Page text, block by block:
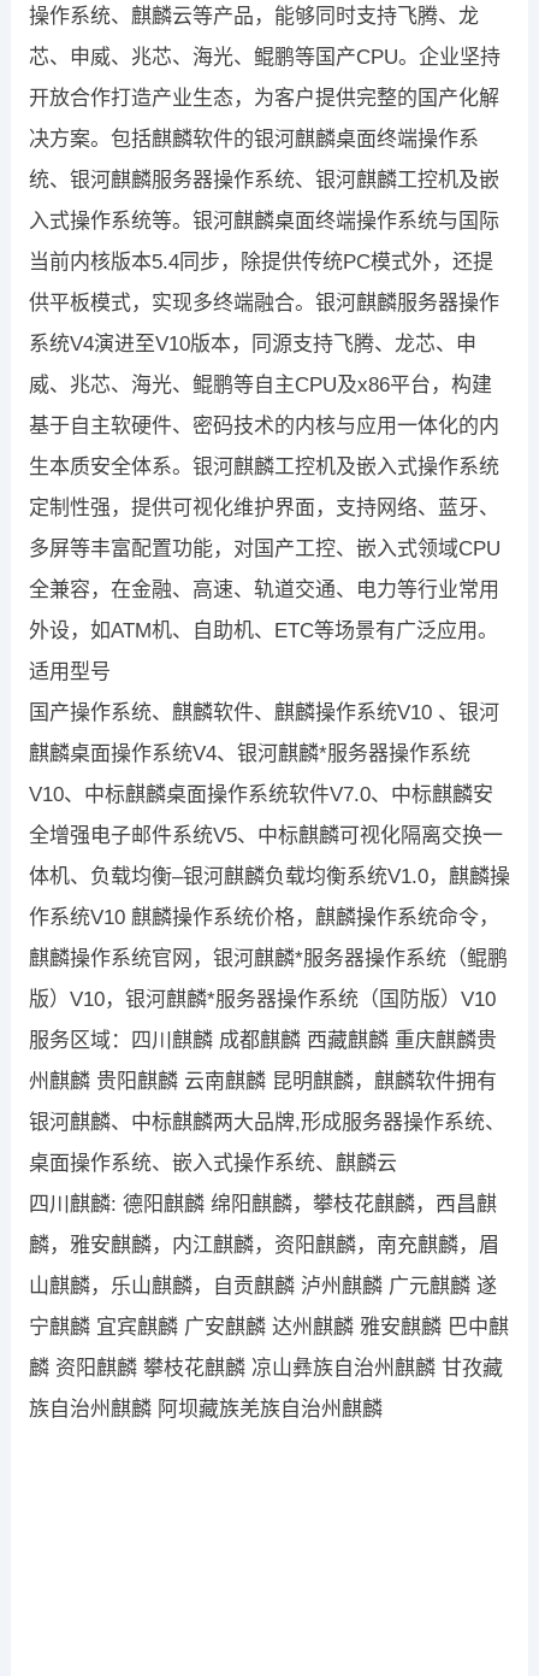
操作系统、麒麟云等产品，能够同时支持飞腾、龙
芯、申威、兆芯、海光、鲲鹏等国产CPU。企业坚持
开放合作打造产业生态，为客户提供完整的国产化解
决方案。包括麒麟软件的银河麒麟桌面终端操作系
统、银河麒麟服务器操作系统、银河麒麟工控机及嵌
入式操作系统等。银河麒麟桌面终端操作系统与国际
当前内核版本5.4同步，除提供传统PC模式外，还提
供平板模式，实现多终端融合。银河麒麟服务器操作
系统V4演进至V10版本，同源支持飞腾、龙芯、申
威、兆芯、海光、鲲鹏等自主CPU及x86平台，构建
基于自主软硬件、密码技术的内核与应用一体化的内
生本质安全体系。银河麒麟工控机及嵌入式操作系统
定制性强，提供可视化维护界面，支持网络、蓝牙、
多屏等丰富配置功能，对国产工控、嵌入式领域CPU
全兼容，在金融、高速、轨道交通、电力等行业常用
外设，如ATM机、自助机、ETC等场景有广泛应用。
适用型号
国产操作系统、麒麟软件、麒麟操作系统V10 、银河
麒麟桌面操作系统V4、银河麒麟*服务器操作系统
V10、中标麒麟桌面操作系统软件V7.0、中标麒麟安
全增强电子邮件系统V5、中标麒麟可视化隔离交换一
体机、负载均衡–银河麒麟负载均衡系统V1.0，麒麟操
作系统V10 麒麟操作系统价格，麒麟操作系统命令，
麒麟操作系统官网，银河麒麟*服务器操作系统（鲲鹏
版）V10，银河麒麟*服务器操作系统（国防版）V10
服务区域：四川麒麟 成都麒麟 西藏麒麟 重庆麒麟贵
州麒麟 贵阳麒麟 云南麒麟 昆明麒麟，麒麟软件拥有
银河麒麟、中标麒麟两大品牌,形成服务器操作系统、
桌面操作系统、嵌入式操作系统、麒麟云
四川麒麟: 德阳麒麟 绵阳麒麟，攀枝花麒麟，西昌麒
麟，雅安麒麟，内江麒麟，资阳麒麟，南充麒麟，眉
山麒麟，乐山麒麟，自贡麒麟 泸州麒麟 广元麒麟 遂
宁麒麟 宜宾麒麟 广安麒麟 达州麒麟 雅安麒麟 巴中麒
麟 资阳麒麟 攀枝花麒麟 凉山彝族自治州麒麟 甘孜藏
族自治州麒麟 阿坝藏族羌族自治州麒麟